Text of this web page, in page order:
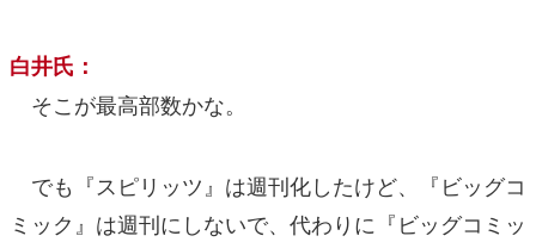
白井氏：
そこが最高部数かな。
でも『スピリッツ』は週刊化したけど、『ビッグコ
ミック』は週刊にしないで、代わりに『ビッグコミッ